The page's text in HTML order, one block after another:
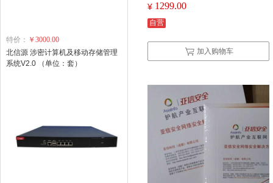
¥ 1299.00
自营
加入购物车
特价： ￥3000.00
北信源 涉密计算机及移动存储管理
系统V2.0 （单位：套）